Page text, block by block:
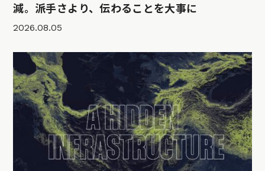
減。派手さより、伝わることを大事に
2026.08.05